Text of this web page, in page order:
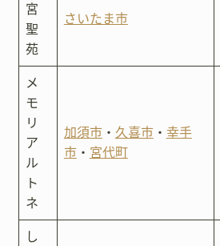
宮
聖
苑
さいたま市
メ
モ
リ
ア
ル
ト
ネ
加須市・ 久喜市・ 幸手
市・ 宮代町
し